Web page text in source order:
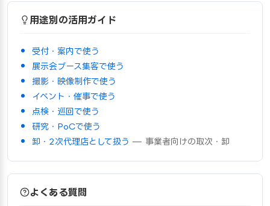
用途別の活用ガイド
受付・案内で使う
展示会ブース集客で使う
撮影・映像制作で使う
イベント・催事で使う
点検・巡回で使う
研究・PoCで使う
卸・2次代理店として扱う — 事業者向けの取次・卸
よくある質問